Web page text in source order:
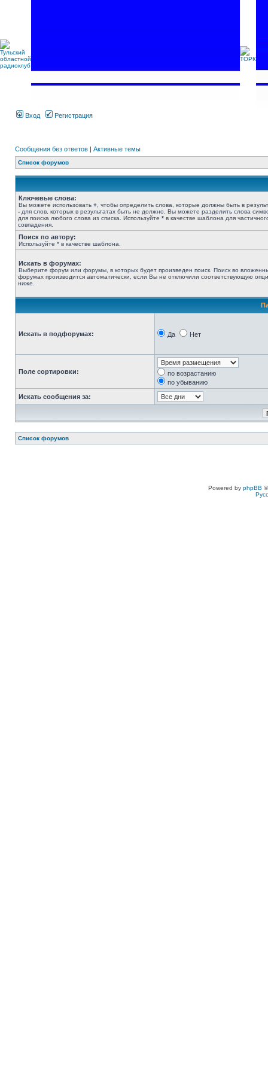
Вход Регистрация
Сообщения без ответов | Активные темы
Список форумов
Ключевые слова:
Вы можете использовать + , чтобы определить слова, которые должны быть в
- для слов, которых в результатах быть не должно. Вы можете разделить слова
для поиска любого слова из списка. Используйте * в качестве шаблона для
совпадения.
Поиск по автору:
Используйте * в качестве шаблона.
Искать в форумах:
Выберите форум или форумы, в которых будет произведен поиск. Поиск во
форумах производится автоматически, если Вы не отключили соответствующую
ниже.
Искать в подфорумах: Да Нет
Поле сортировки:
по возрастанию
по убыванию
Искать сообщения за:
Список форумов
Powered by phpBB